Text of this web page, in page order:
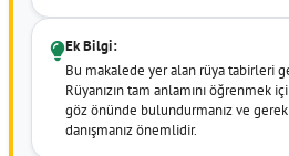
Ek Bilgi:
Bu makalede yer alan rüya tabirleri
Rüyanızın tam anlamını öğrenmek
göz önünde bulundurmanız ve
danışmanız önemlidir.